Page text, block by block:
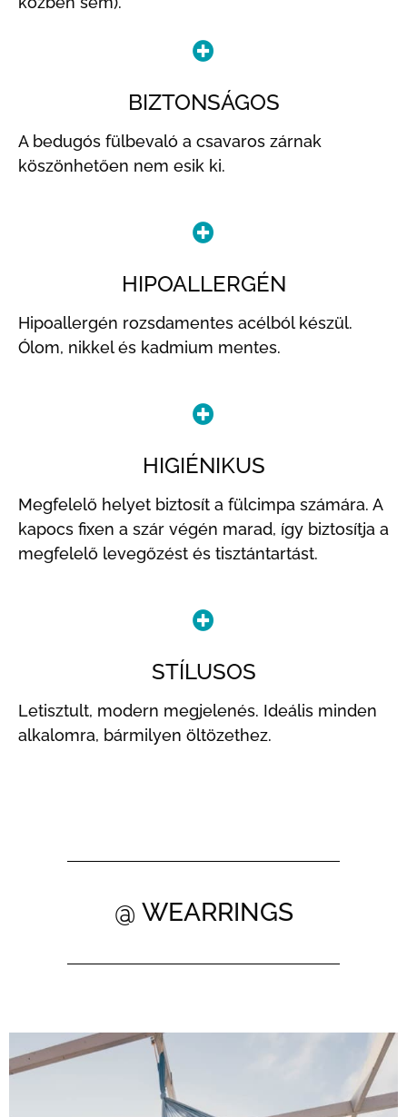
BIZTONSÁGOS
A bedugós fülbevaló a csavaros zárnak
köszönhetően nem esik ki.
HIPOALLERGÉN
Hipoallergén rozsdamentes acélból készül.
Ólom, nikkel és kadmium mentes.
HIGIÉNIKUS
Megfelelő helyet biztosít a fülcimpa számára. A
kapocs fixen a szár végén marad, így biztosítja a
megfelelő levegőzést és tisztántartást.
STÍLUSOS
Letisztult, modern megjelenés. Ideális minden
alkalomra, bármilyen öltözethez.
@ WEARRINGS